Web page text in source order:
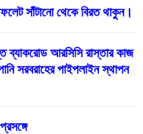
সাঁটানো থেকে বিরত থাকুন।
ব্যাকরোড আরসিসি রাস্তার কাজ
সরবরাহের পাইপলাইন স্থাপন